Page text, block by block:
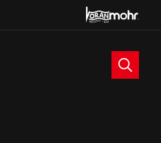
Suche